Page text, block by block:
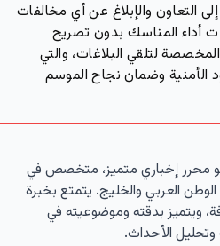
التعاون والإبلاغ عن أي مخالفات
أداء المناسك بدون تصريح
لتلقي البلاغات، والتي
وضمان نجاح الموسم
محرر إخباري متميز، متخصص في
العربي والخليج. يتمتع بخبرة
ويتميز بدقته وموضوعيته في
الأحداث.